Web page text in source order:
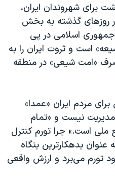
برای شهروندان ایران،
روزهای گذشته به بخش
اسلامی در پی
است و ثروت ایران را به
«امت شیعی» در منطقه
مردم ایران «عمدا»
نیست و «تمام
است.» چرا تورم کنترل
بدهکارترین بنگاه
تورم می‌برد و ارزش واقعی